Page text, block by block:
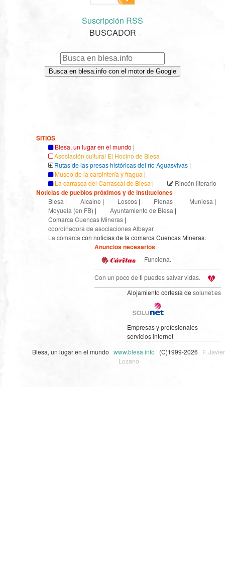
Suscripción RSS
BUSCADOR
Busca en blesa.info con el motor de Google
SITIOS
Blesa, un lugar en el mundo |
Asociación cultural El Hocino de Blesa |
Rutas de las presas históricas del río Aguasvivas |
Museo de la carpintería y fragua |
La carrasca del Carrascal de Blesa | Rincón literario
Noticias de pueblos próximos y de instituciones
Blesa | Alcaine | Loscos | Plenas | Muniesa |
Moyuela (en FB) | Ayuntamiento de Blesa |
Comarca Cuencas Mineras |
coordinadora de asociaciones Albayar
La comarca con noticias de la comarca Cuencas Mineras.
Anuncios necesarios
Funciona.
Con un poco de ti puedes salvar vidas.
Alojamiento cortesía de solunet.es
Empresas y profesionales
servicios internet
Blesa, un lugar en el mundo www.blesa.info (C)1999-2026 F. Javier
Lozano